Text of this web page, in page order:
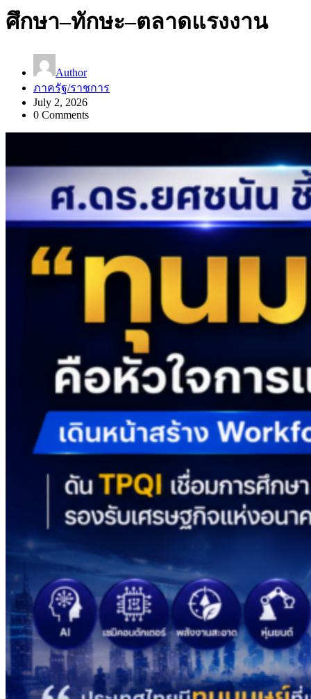
ศึกษา–ทักษะ–ตลาดแรงงาน
Author
ภาครัฐ/ราชการ
July 2, 2026
0 Comments